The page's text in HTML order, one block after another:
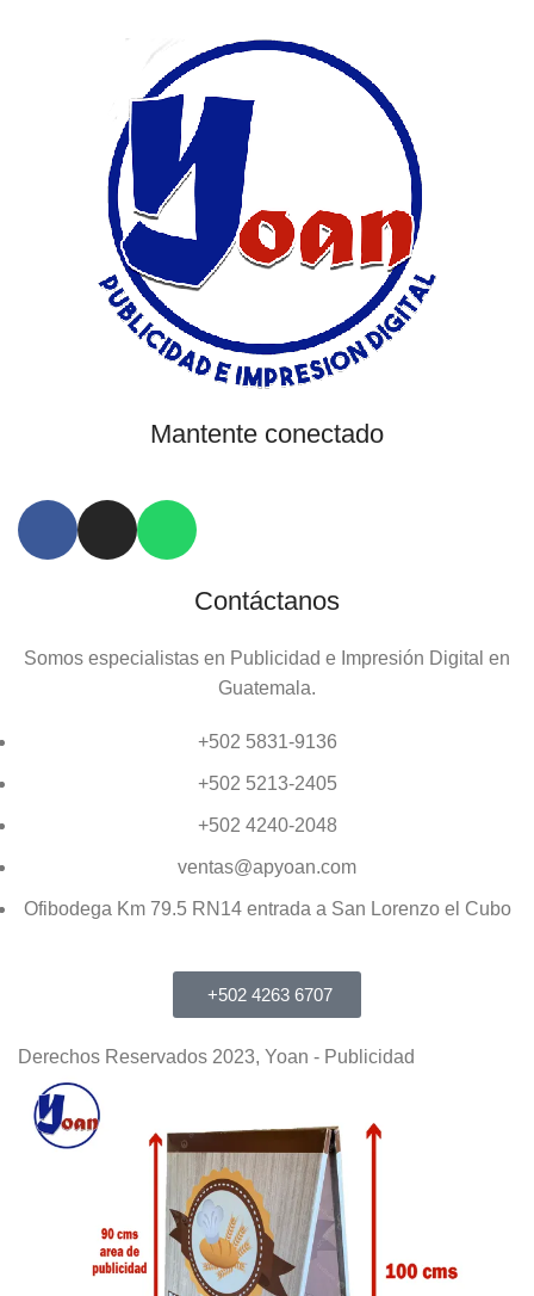
Mantente conectado
Contáctanos
Somos especialistas en Publicidad e Impresión Digital en
Guatemala.
+502 5831-9136
+502 5213-2405
+502 4240-2048
ventas@apyoan.com
Ofibodega Km 79.5 RN14 entrada a San Lorenzo el Cubo
+502 4263 6707
Derechos Reservados 2023, Yoan - Publicidad